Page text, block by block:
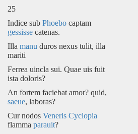
25
Indice sub Phoebo captam
gessisse catenas.
Illa manu duros nexus tulit, illa
mariti
Ferrea uincla sui. Quae uis fuit
ista doloris?
An fortem faciebat amor? quid,
saeue, laboras?
Cur nodos Veneris Cyclopia
flamma parauit?